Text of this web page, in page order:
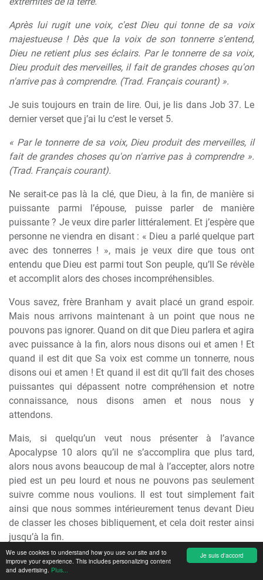
Je suis d'accord
We use cookies to understand how you use our site and to
improve your experience. This includes personalizing content
and advertising. Plus...
Après lui rugit une voix, c'est Dieu qui tonne de sa voix
majestueuse ! Dès que la voix de son tonnerre s'entend,
Dieu ne retient plus ses éclairs. Par le tonnerre de sa voix,
Dieu produit des merveilles, il fait de grandes choses qu'on
n'arrive pas à comprendre. (Trad. Français courant) ».
Je suis toujours en train de lire. Oui, je lis dans Job 37. Le
dernier verset que j’ai lu c’est le verset 5.
« Par le tonnerre de sa voix, Dieu produit des merveilles, il
fait de grandes choses qu'on n'arrive pas à comprendre ».
(Trad. Français courant).
Ne serait-ce pas là la clé, que Dieu, à la fin, de manière si
puissante parmi l’épouse, puisse parler de manière
puissante ? Je veux dire parler littéralement. Et j’espère que
personne ne viendra en disant : « Dieu a parlé quelque part
avec des tonnerres ! », mais je veux dire que tous ont
entendu que Dieu est parmi tout Son peuple, qu’Il Se révèle
et accomplit alors des choses incompréhensibles.
Vous savez, frère Branham y avait placé un grand espoir.
Mais nous arrivons maintenant à un point que nous ne
pouvons pas ignorer. Quand on dit que Dieu parlera et agira
avec puissance à la fin, alors nous disons oui et amen ! Et
quand il est dit que Sa voix est comme un tonnerre, nous
disons oui et amen ! Et quand il est dit qu’Il fait des choses
puissantes qui dépassent notre compréhension et notre
connaissance, nous disons amen et nous nous y
attendons.
Mais, si quelqu’un veut nous présenter à l’avance
Apocalypse 10 alors qu’il ne s’accomplira que plus tard,
alors nous avons beaucoup de mal à l’accepter, alors notre
pied est un peu lourd et nous ne pouvons pas seulement
suivre comme nous voulions. Il est tout simplement fait
ainsi que nous sommes intérieurement tenus devant Dieu
de classer les choses bibliquement, et cela doit rester ainsi
jusqu’à la fin.
Je ne vous l’ai peut-être pas dit hier soir, mais frère
Branham, lorsqu’il a commencé son ministère, a convenu